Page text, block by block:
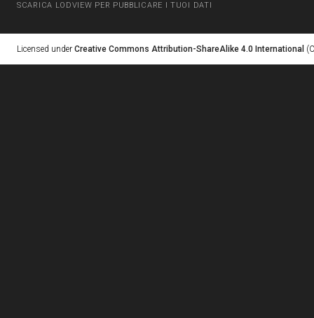
SCARICA LODVIEW PER PUBBLICARE I TUOI DATI
Licensed under Creative Commons Attribution-ShareAlike 4.0 International